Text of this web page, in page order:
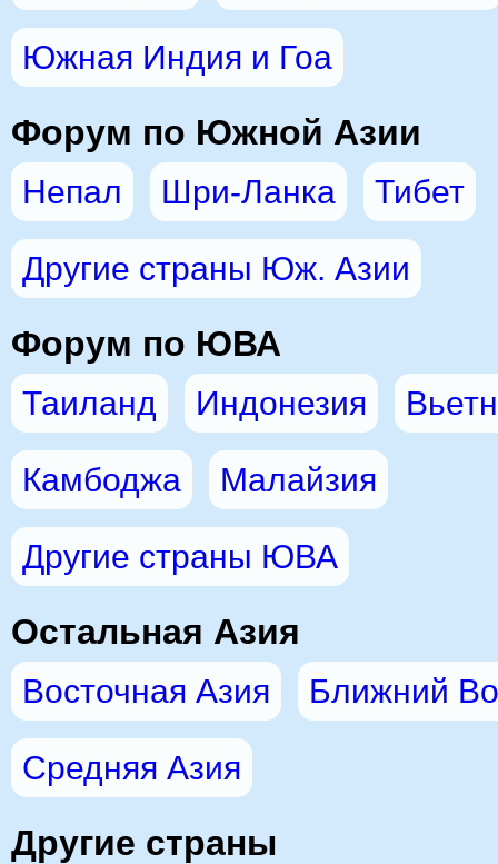
Южная Индия и Гоа
Форум по Южной Азии
Непал Шри-Ланка Тибет
Другие страны Юж. Азии
Форум по ЮВА
Таиланд Индонезия
Камбоджа Малайзия
Другие страны ЮВА
Остальная Азия
Восточная Азия Ближний
Средняя Азия
Другие страны